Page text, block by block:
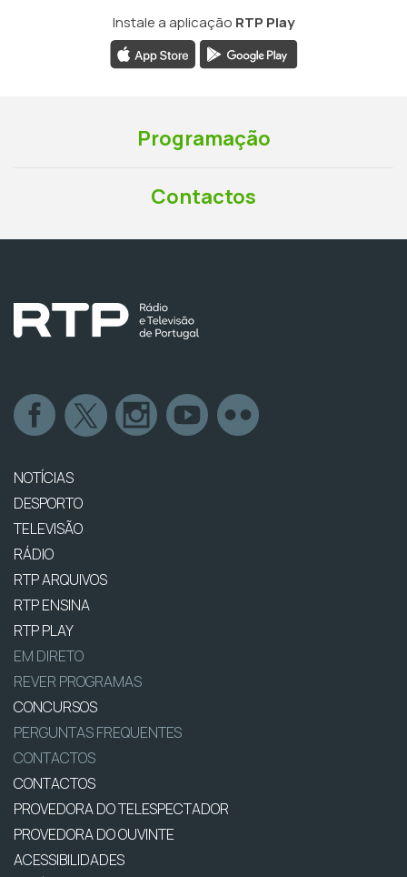
Instale a aplicação RTP Play
Programação
Contactos
NOTÍCIAS
DESPORTO
TELEVISÃO
RÁDIO
RTP ARQUIVOS
RTP ENSINA
RTP PLAY
EM DIRETO
REVER PROGRAMAS
CONCURSOS
PERGUNTAS FREQUENTES
CONTACTOS
CONTACTOS
PROVEDORA DO TELESPECTADOR
PROVEDORA DO OUVINTE
ACESSIBILIDADES